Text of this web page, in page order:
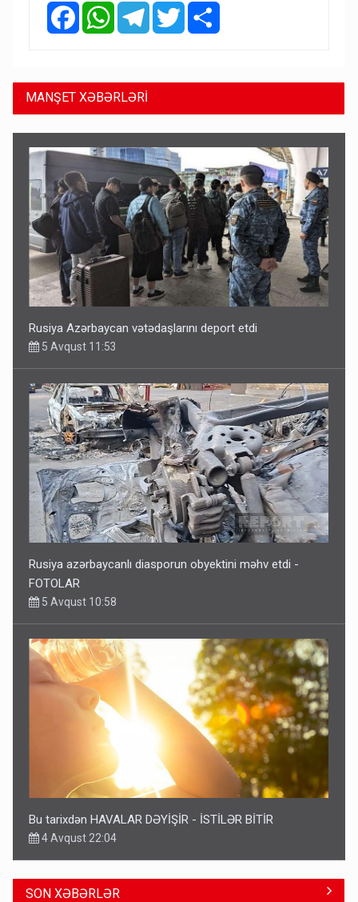
FacebookWhatsAppTelegramTwitter
MANŞET XƏBƏRLƏRİ
Rusiya Azərbaycan vətədaşlarını deport etdi
5 Avqust 11:53
Rusiya azərbaycanlı diasporun obyektini məhv etdi -
FOTOLAR
5 Avqust 10:58
Bu tarixdən HAVALAR DƏYİŞİR - İSTİLƏR BİTİR
4 Avqust 22:04
SON XƏBƏRLƏR